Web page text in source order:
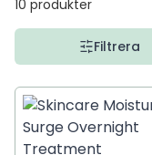
10 produkter
Filtrera